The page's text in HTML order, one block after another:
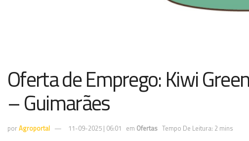
Oferta de Emprego: Kiwi
– Guimarães
porAgroportal 11-09-2025 | 06:01 em Ofertas Tempo De Leitura: 2 mins